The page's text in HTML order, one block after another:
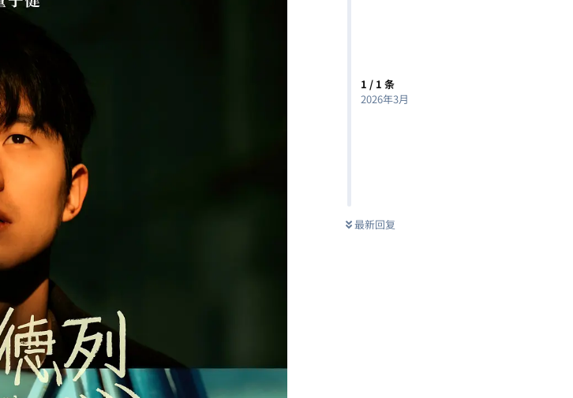
1 / 1 条
2026年3月
最新回复